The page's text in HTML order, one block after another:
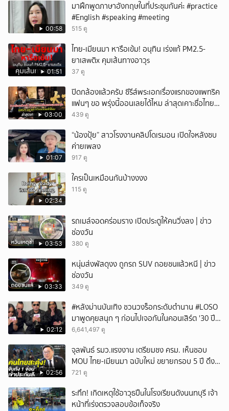
00:58
มาฝึกพูดภาษาอังกฤษในที่ประชุมกันค่ะ #practice
#English #speaking #meeting
515 ดู
01:51
ไทย-เมียนมา หารือเข้ม! อนุทิน เร่งแก้ PM2.5-
ยาเสwติx คุมเส้นทางอาวุs
37 ดู
03:00
ปิดกล้องแล้วครับ ซีรีส์พระเอกเรื่องแรกของแพทริค
แฟนๆ ขอ พรุ่งนี้ออนเลยได้ไหม ล่าสุดเคาะชื่อไทย
แล้ว
439 ดู
01:07
“น้องปุ้ย” สาวโรงงานคลิปโดเรมอน เปิดใจหลังซบ
ค่ายเพลง
917 ดู
02:34
ใครเป็นเหมือนกันบ้างงงง
115 ดู
03:53
รถเมล์จอดคร่อมราง เปิดประตูให้คนวิ่งลง | ข่าว
ช่องวัน
380 ดู
03:33
หนุ่มส่งพัสดุงง ถูกรถ SUV ถอยชนแล้วหนี | ข่าว
ช่องวัน
349 ดู
02:12
#หลังม่านบันเทิง ชวนวงร็อกระดับตำนาน #LOSO
มาพูดคุยสนุก ๆ ก่อนไปเจอกันในคอนเสิร์ต '30 ปี
LOSO นานเท่าไรก็รอ'
6,641,497 ดู
02:56
จุลพันธ์ รมว.แรงงาน เตรียมชง ครม. เห็นชอบ
MOU ไทย-เมียนมา ฉบับใหม่ ขยายกรอบ 5 ปี ดึง
แรงงานเข้าระบบ
721 ดู
ระทึก! เกิดเหตุใช้อาวุธปืuในโรงเรียนดังนนทบุรี เจ้า
หน้าที่เร่งตรวจสอบข้อเท็จจริง